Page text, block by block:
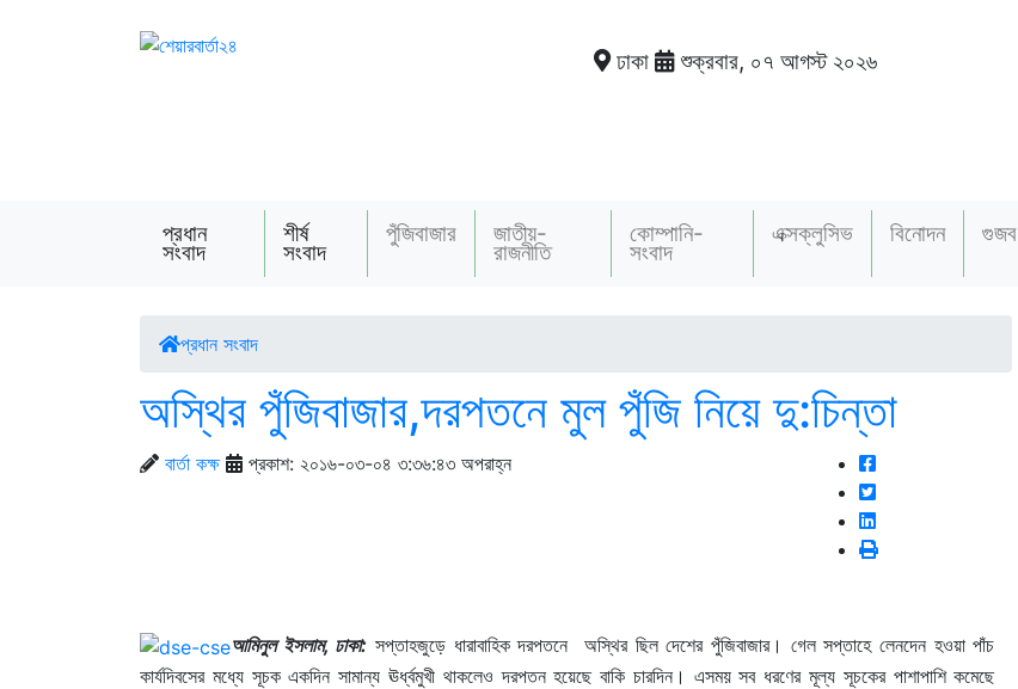
ঢাকা শুক্রবার, ০৭ আগস্ট ২০২৬
প্রধান
সংবাদ
শীর্ষ
সংবাদ
পুঁজিবাজার জাতীয়-
রাজনীতি
কোম্পানি-
সংবাদ
এক্সক্লুসিভ বিনোদন গুজব
প্রধান সংবাদ
অস্থির পুঁজিবাজার,দরপতনে মুল পুঁজি নিয়ে দু:চিন্তা
বার্তা কক্ষ প্রকাশ: ২০১৬-০৩-০৪ ৩:৩৬:৪৩ অপরাহ্ন
আমিনুল ইসলাম, ঢাকা: সপ্তাহজুড়ে ধারাবাহিক দরপতনে অস্থির ছিল দেশের পুঁজিবাজার। গেল সপ্তাহে লেনদেন হওয়া পাঁচ
কার্যদিবসের মধ্যে সূচক একদিন সামান্য ঊর্ধ্বমুখী থাকলেও দরপতন হয়েছে বাকি চারদিন। এসময় সব ধরণের মূল্য সূচকের পাশাপাশি কমেছে